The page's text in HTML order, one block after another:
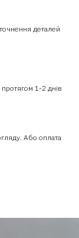
деталей
1-2 днів
Або оплата